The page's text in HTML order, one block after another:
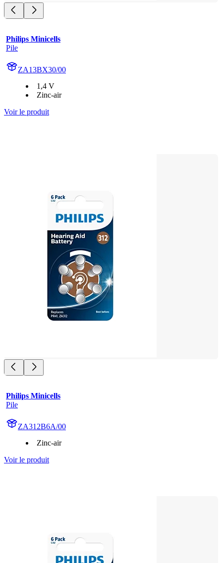
Philips Minicells
Pile
ZA13BX30/00
1,4 V
Zinc-air
Voir le produit
Philips Minicells
Pile
ZA312B6A/00
Zinc-air
Voir le produit